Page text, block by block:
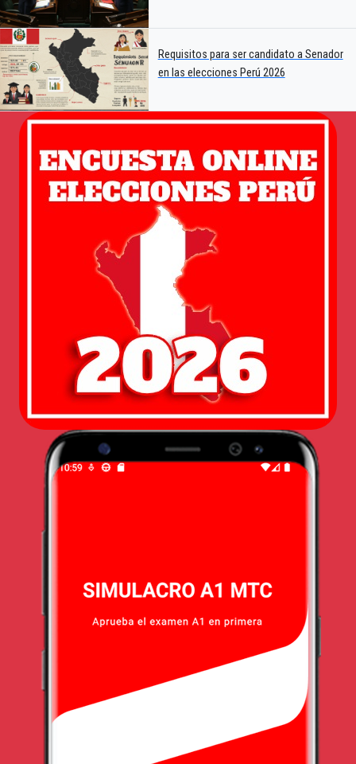
Requisitos para ser candidato a Senador
en las elecciones Perú 2026